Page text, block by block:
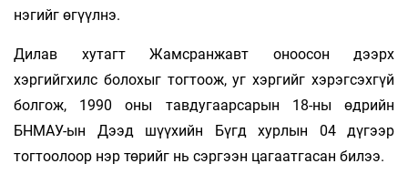
нэгийг өгүүлнэ.
Дилав хутагт Жамсранжавт оноосон дээрх
хэргийгхилс болохыг тогтоож, уг хэргийг хэрэгсэхгүй
болгож, 1990 оны тавдугаарсарын 18-ны өдрийн
БНМАУ-ын Дээд шүүхийн Бүгд хурлын 04 дүгээр
тогтоолоор нэр төрийг нь сэргээн цагаатгасан билээ.